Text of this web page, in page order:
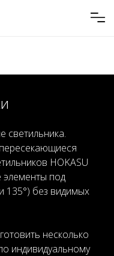
светильника.
HOKASU
элементы под
135°) без видимых
несколько
индивидуальному